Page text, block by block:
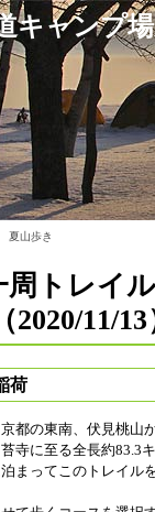
キャンプ
夏山歩き
周トレイ
（2020/11/13
荷
都の東南、伏見桃山
寺に至る全長約83.3
まってこのトレイル